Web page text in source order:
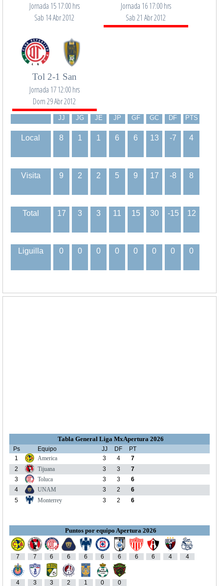
Jornada 15 17:00 hrs
Sab 14 Abr 2012
Jornada 16 17:00 hrs
Sab 21 Abr 2012
Tol 2-1 San
Jornada 17 12:00 hrs
Dom 29 Abr 2012
JJ JG JE JP GF GC DF PTS
Local 8 1 1 6 6 13 -7 4
Visita 9 2 2 5 9 17 -8 8
Total 17 3 3 11 15 30 -15 12
Liguilla 0 0 0 0 0 0 0 0
Tabla General Liga MxApertura 2026
Ps Equipo JJ DF
PT
1
America 3 4
7
2
Tijuana 3 3
7
3
Toluca 3 3
6
4
UNAM 3 2
6
5
Monterrey 3 2 6
Puntos por equipo Apertura 2026
7 7 6 6 6 6 6 6 6 4 4
4 3 3 2 1 0 0